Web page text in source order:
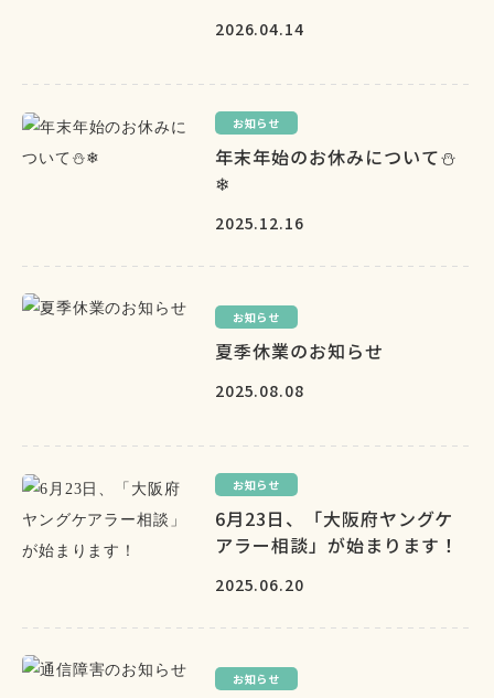
2026.04.14
お知らせ
年末年始のお休みについて⛄
❄
2025.12.16
お知らせ
夏季休業のお知らせ
2025.08.08
お知らせ
6月23日、「大阪府ヤングケ
アラー相談」が始まります！
2025.06.20
お知らせ